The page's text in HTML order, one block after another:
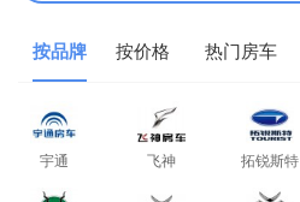
按品牌 按价格 热门房车
宇通 飞神 拓锐斯特